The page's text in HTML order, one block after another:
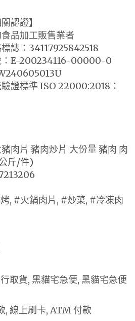
認證】
品加工販售業者
誌：34117925842518
：E-200234116-00000-0
證標準 ISO 22000:2018：
肉片 豬肉炒片 大份量 豬肉 肉
斤/件)
, #火鍋肉片, #炒菜, #冷凍肉
取貨, 黑貓宅急便, 黑貓宅急便
, 線上刷卡, ATM 付款